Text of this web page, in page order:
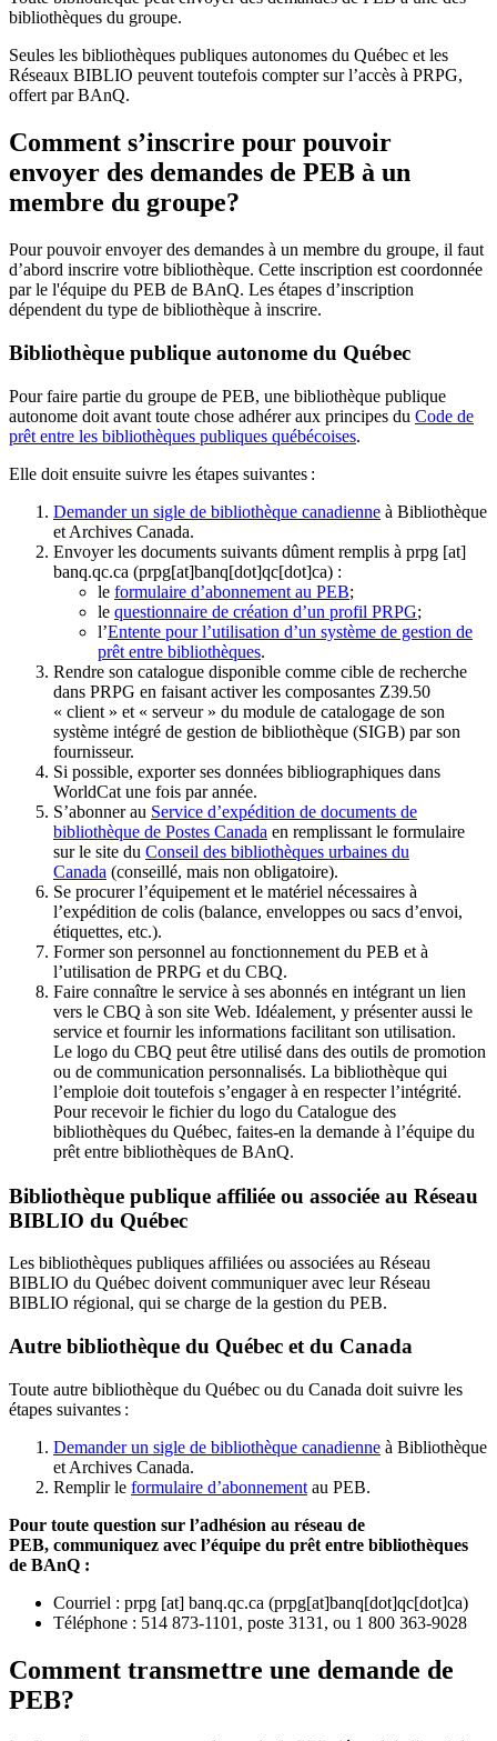
bibliothèques du groupe.
Seules les bibliothèques publiques autonomes du Québec et les
Réseaux BIBLIO peuvent toutefois compter sur l’accès à PRPG,
offert par BAnQ.
Comment s’inscrire pour pouvoir
envoyer des demandes de PEB à un
membre du groupe?
Pour pouvoir envoyer des demandes à un membre du groupe, il faut
d’abord inscrire votre bibliothèque. Cette inscription est coordonnée
par le l'équipe du PEB de BAnQ. Les étapes d’inscription
dépendent du type de bibliothèque à inscrire.
Bibliothèque publique autonome du Québec
Pour faire partie du groupe de PEB, une bibliothèque publique
autonome doit avant toute chose adhérer aux principes du Code de
prêt entre les bibliothèques publiques québécoises.
Elle doit ensuite suivre les étapes suivantes :
Demander un sigle de bibliothèque canadienne à Bibliothèque
et Archives Canada.
Envoyer les documents suivants dûment remplis à prpg [at]
banq.qc.ca (prpg[at]banq[dot]qc[dot]ca) :
le formulaire d’abonnement au PEB;
le questionnaire de création d’un profil PRPG;
l’Entente pour l’utilisation d’un système de gestion de
prêt entre bibliothèques.
Rendre son catalogue disponible comme cible de recherche
dans PRPG en faisant activer les composantes Z39.50
« client » et « serveur » du module de catalogage de son
système intégré de gestion de bibliothèque (SIGB) par son
fournisseur.
Si possible, exporter ses données bibliographiques dans
WorldCat une fois par année.
S’abonner au Service d’expédition de documents de
bibliothèque de Postes Canada en remplissant le formulaire
sur le site du Conseil des bibliothèques urbaines du
Canada (conseillé, mais non obligatoire).
Se procurer l’équipement et le matériel nécessaires à
l’expédition de colis (balance, enveloppes ou sacs d’envoi,
étiquettes, etc.).
Former son personnel au fonctionnement du PEB et à
l’utilisation de PRPG et du CBQ.
Faire connaître le service à ses abonnés en intégrant un lien
vers le CBQ à son site Web. Idéalement, y présenter aussi le
service et fournir les informations facilitant son utilisation.
Le logo du CBQ peut être utilisé dans des outils de promotion
ou de communication personnalisés. La bibliothèque qui
l’emploie doit toutefois s’engager à en respecter l’intégrité.
Pour recevoir le fichier du logo du Catalogue des
bibliothèques du Québec, faites-en la demande à l’équipe du
prêt entre bibliothèques de BAnQ.
Bibliothèque publique affiliée ou associée au Réseau
BIBLIO du Québec
Les bibliothèques publiques affiliées ou associées au Réseau
BIBLIO du Québec doivent communiquer avec leur Réseau
BIBLIO régional, qui se charge de la gestion du PEB.
Autre bibliothèque du Québec et du Canada
Toute autre bibliothèque du Québec ou du Canada doit suivre les
étapes suivantes :
Demander un sigle de bibliothèque canadienne à Bibliothèque
et Archives Canada.
Remplir le formulaire d’abonnement au PEB.
Pour toute question sur l’adhésion au réseau de
PEB, communiquez avec l’équipe du prêt entre bibliothèques
de BAnQ :
Courriel : prpg [at] banq.qc.ca (prpg[at]banq[dot]qc[dot]ca)
Téléphone : 514 873-1101, poste 3131, ou 1 800 363-9028
Comment transmettre une demande de
PEB?